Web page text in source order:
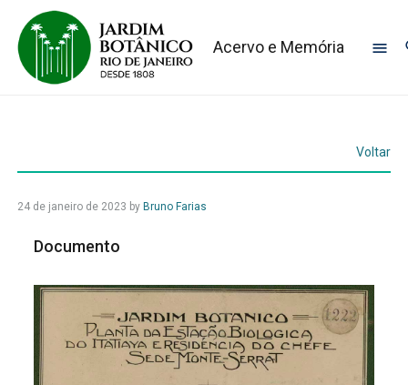
Acervo e Memória
Voltar
24 de janeiro de 2023 by Bruno Farias
Documento